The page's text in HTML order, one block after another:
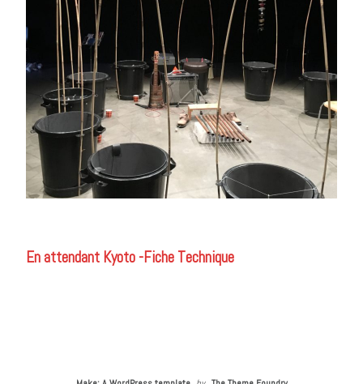
En attendant Kyoto -Fiche Technique